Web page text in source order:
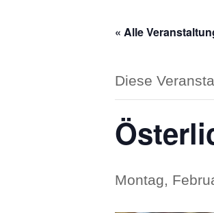
« Alle
Diese
Montag,